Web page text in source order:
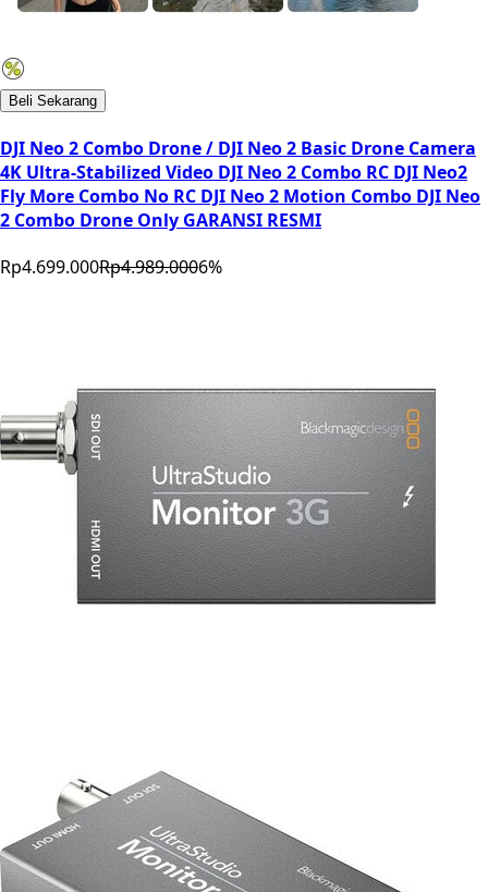
Beli Sekarang
DJI Neo 2 Combo Drone / DJI Neo 2 Basic Drone Camera
4K Ultra-Stabilized Video DJI Neo 2 Combo RC DJI Neo2
Fly More Combo No RC DJI Neo 2 Motion Combo DJI Neo
2 Combo Drone Only GARANSI RESMI
Rp4.699.000Rp4.989.0006%